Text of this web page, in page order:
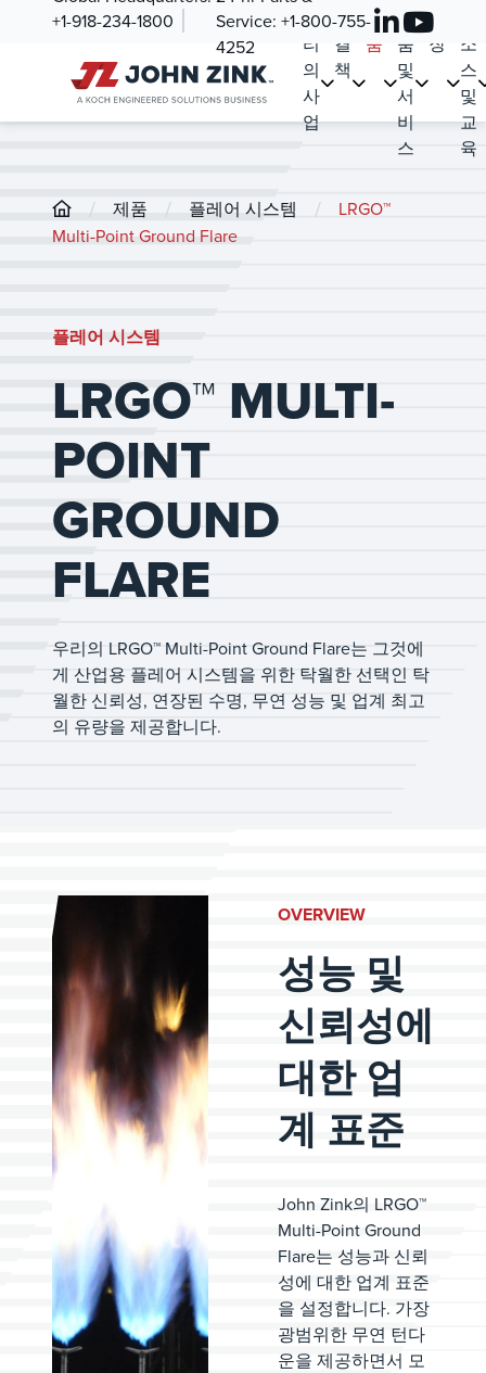
+1-918-234-1800
Service: +1-800-755-
4252
우
리
의
사
업
해
결
책
제
품
부
품
및
서
비
스
시
장
소
스
및
교
육
/ 제품 / 플레어 시스템 /
LRGO™
Multi-Point Ground Flare
플레어 시스템
LRGO™ MULTI-
POINT
GROUND
FLARE
우리의 LRGO™ Multi-Point Ground Flare는 그것에
게 산업용 플레어 시스템을 위한 탁월한 선택인 탁
월한 신뢰성, 연장된 수명, 무연 성능 및 업계 최고
의 유량을 제공합니다.
OVERVIEW
성능 및
신뢰성에
대한 업
계 표준
John Zink의 LRGO™
Multi-Point Ground
Flare는 성능과 신뢰
성에 대한 업계 표준
을 설정합니다. 가장
광범위한 무연 턴다
운을 제공하면서 모